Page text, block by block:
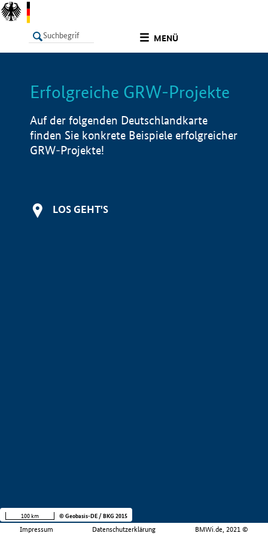
MENÜ
LISTE Info
Erfolgreiche GRW-Projekte
Auf der folgenden Deutschlandkarte
finden Sie konkrete Beispiele erfolgreicher
GRW-Projekte!
LOS GEHT'S
Impressum Datenschutzerklärung BMWi.de, 2021 ©
100 km © Geobasis-DE / BKG 2015